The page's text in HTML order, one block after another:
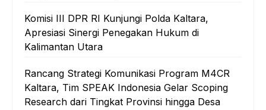
Komisi III DPR RI Kunjungi Polda Kaltara,
Apresiasi Sinergi Penegakan Hukum di
Kalimantan Utara
Rancang Strategi Komunikasi Program M4CR
Kaltara, Tim SPEAK Indonesia Gelar Scoping
Research dari Tingkat Provinsi hingga Desa